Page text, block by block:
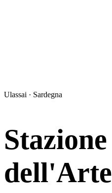
Ulassai · Sardegna
Stazione
dell'Arte